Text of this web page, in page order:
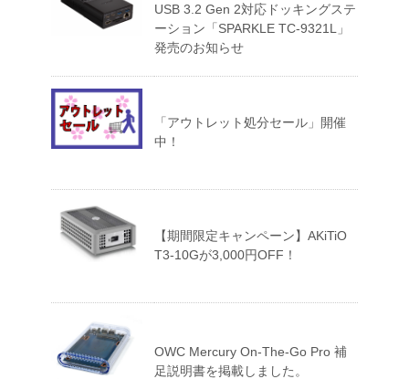
USB 3.2 Gen 2対応ドッキングステ
ーション「SPARKLE TC-9321L」
発売のお知らせ
「アウトレット処分セール」開催
中！
【期間限定キャンペーン】AKiTiO
T3-10Gが3,000円OFF！
OWC Mercury On-The-Go Pro 補
足説明書を掲載しました。